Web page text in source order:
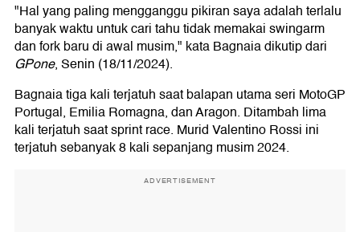
"Hal yang paling mengganggu pikiran saya adalah terlalu
banyak waktu untuk cari tahu tidak memakai swingarm
dan fork baru di awal musim," kata Bagnaia dikutip dari
GPone, Senin (18/11/2024).
Bagnaia tiga kali terjatuh saat balapan utama seri MotoGP
Portugal, Emilia Romagna, dan Aragon. Ditambah lima
kali terjatuh saat sprint race. Murid Valentino Rossi ini
terjatuh sebanyak 8 kali sepanjang musim 2024.
ADVERTISEMENT